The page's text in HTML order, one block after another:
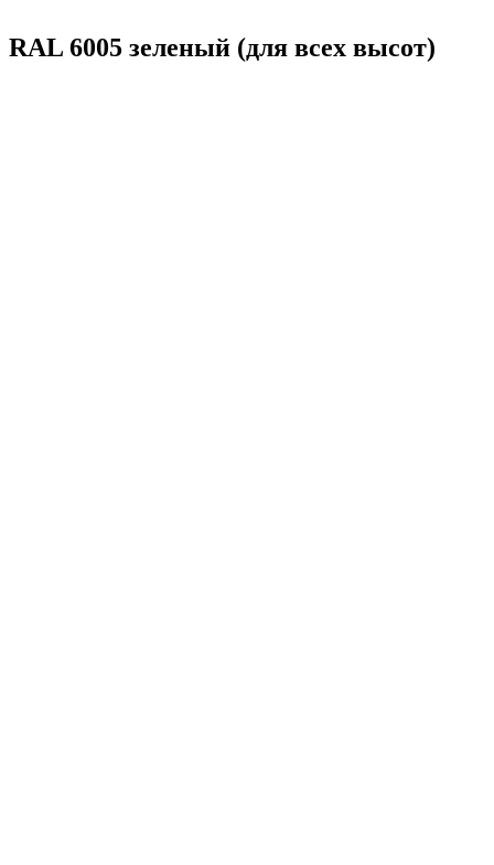
RAL 6005 зеленый (для всех высот)